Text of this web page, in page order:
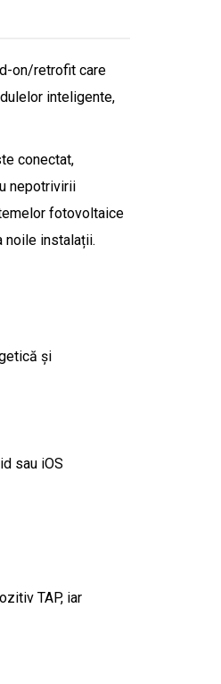
on/retrofit care
inteligente,
conectat,
nepotrivirii
fotovoltaice
noile instalații.
și
sau iOS
TAP, iar